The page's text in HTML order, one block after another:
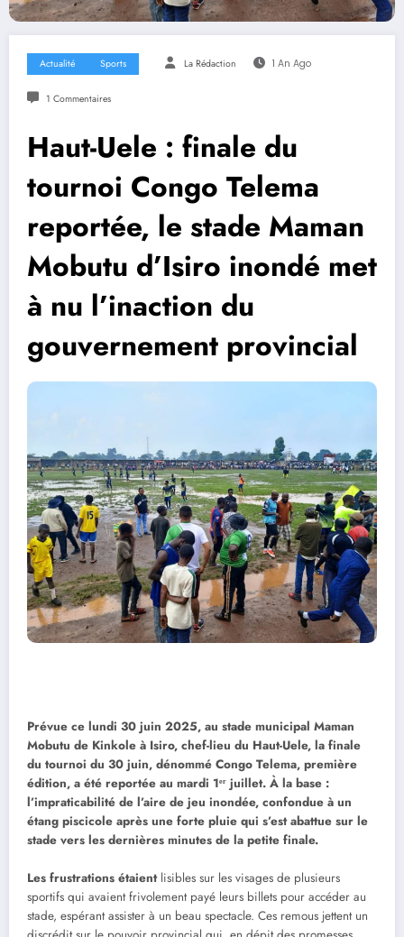
Actualité Sports La Rédaction 1 An Ago
1 Commentaires
Haut-Uele : finale du
tournoi Congo Telema
reportée, le stade Maman
Mobutu d’Isiro inondé met
à nu l’inaction du
gouvernement provincial
Prévue ce lundi 30 juin 2025, au stade municipal Maman
Mobutu de Kinkole à Isiro, chef-lieu du Haut-Uele, la finale
du tournoi du 30 juin, dénommé Congo Telema, première
édition, a été reportée au mardi 1ᵉʳ juillet. À la base :
l’impraticabilité de l’aire de jeu inondée, confondue à un
étang piscicole après une forte pluie qui s’est abattue sur le
stade vers les dernières minutes de la petite finale.
Les frustrations étaientlisibles sur les visages de plusieurs
sportifs qui avaient frivolement payé leurs billets pour accéder au
stade, espérant assister à un beau spectacle. Ces remous jettent un